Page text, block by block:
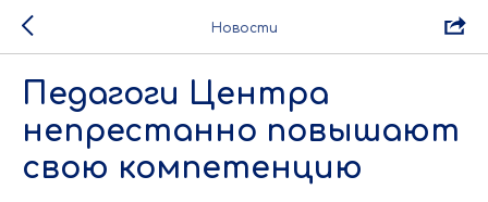
Новости
Педагоги Центра
непрестанно повышают
свою компетенцию